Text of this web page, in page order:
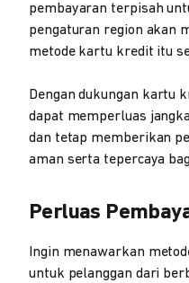
pembayaran terpisah
pengaturan region akan
metode kartu kredit itu
Dengan dukungan kartu
dapat memperluas
dan tetap memberikan
aman serta tepercaya
Perluas
Ingin menawarkan
untuk pelanggan dari